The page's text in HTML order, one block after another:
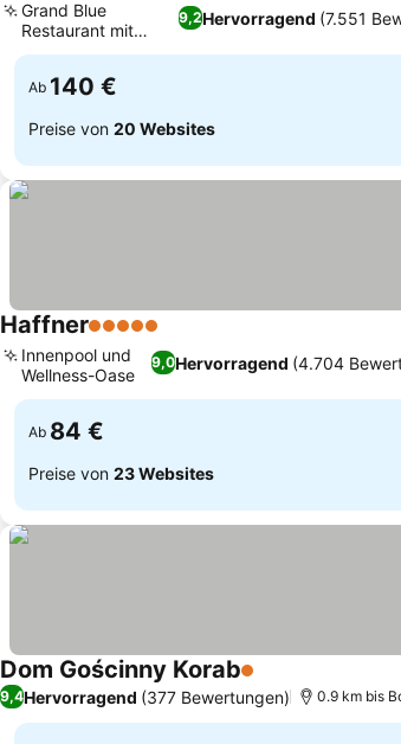
9,2Hervorragend (7.551
Grand Blue
Restaurant mit
Meerblick
Ab 140 €
Preise von 20 Websites
Haffner5 Sterne
9,0Hervorragend (4.704
Innenpool und
Wellness-Oase
Ab 84 €
Preise von 23 Websites
Dom Gościnny Korab1 Sterne
9,4Hervorragend (377 Bewertungen) 0.9 km bis